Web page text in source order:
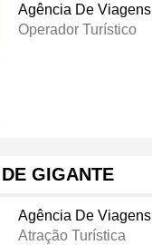
Agência De Viagens
Operador Turístico
GIGANTE
Agência De Viagens
Atração Turística